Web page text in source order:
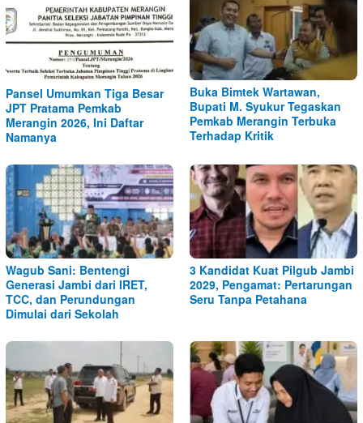
Pansel Umumkan Tiga Besar
JPT Pratama Pemkab
Merangin 2026, Ini Daftar
Namanya
Buka Bimtek Wartawan,
Bupati M. Syukur Tegaskan
Pemkab Merangin Terbuka
Terhadap Kritik
Wagub Sani: Bentengi
Generasi Jambi dari IRET,
TCC, dan Perundungan
Dimulai dari Sekolah
3 Kandidat Kuat Pilgub Jambi
2029, Pengamat: Pertarungan
Seru Tanpa Petahana